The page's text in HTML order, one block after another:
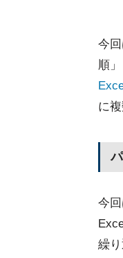
今
順
に
今
繰